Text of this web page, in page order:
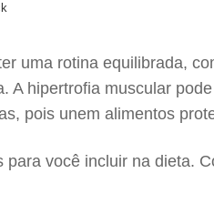
uma rotina equilibrada,
hipertrofia muscular
pois unem alimentos
você incluir na dieta.